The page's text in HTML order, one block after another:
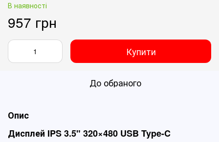
В наявності
957 грн
Купити
До обраного
Опис
Дисплей IPS 3.5" 320×480 USB Type-C